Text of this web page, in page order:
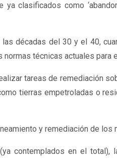
clasificados como
décadas del 30 y el 40,
técnicas actuales para
tareas de remediación
tierras empetroladas o
y remediación de los
contemplados en el total),